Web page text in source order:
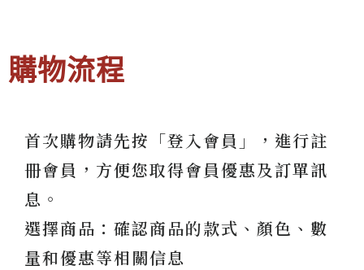
購物流程
首次購物請先按「登入會員」，進行註
冊會員，方便您取得會員優惠及訂單訊
息。
選擇商品：確認商品的款式、顏色、數
量和優惠等相關信息